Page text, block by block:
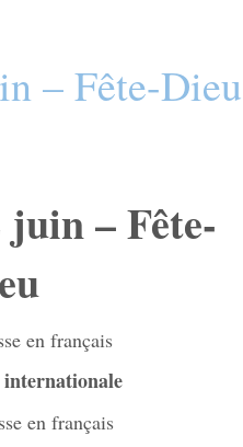
– Fête-Dieu
– Fête-
en français
en français